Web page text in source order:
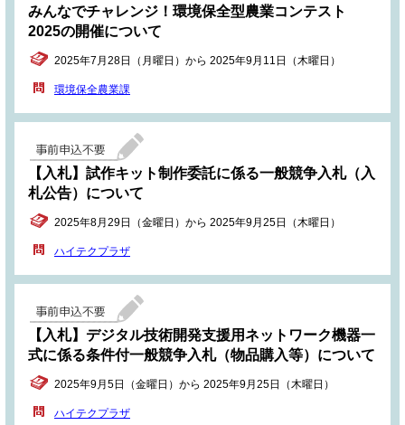
みんなでチャレンジ！環境保全型農業コンテスト
2025の開催について
2025年7月28日（月曜日）から 2025年9月11日（木曜日）
環境保全農業課
【入札】試作キット制作委託に係る一般競争入札（入
札公告）について
2025年8月29日（金曜日）から 2025年9月25日（木曜日）
ハイテクプラザ
【入札】デジタル技術開発支援用ネットワーク機器一
式に係る条件付一般競争入札（物品購入等）について
2025年9月5日（金曜日）から 2025年9月25日（木曜日）
ハイテクプラザ